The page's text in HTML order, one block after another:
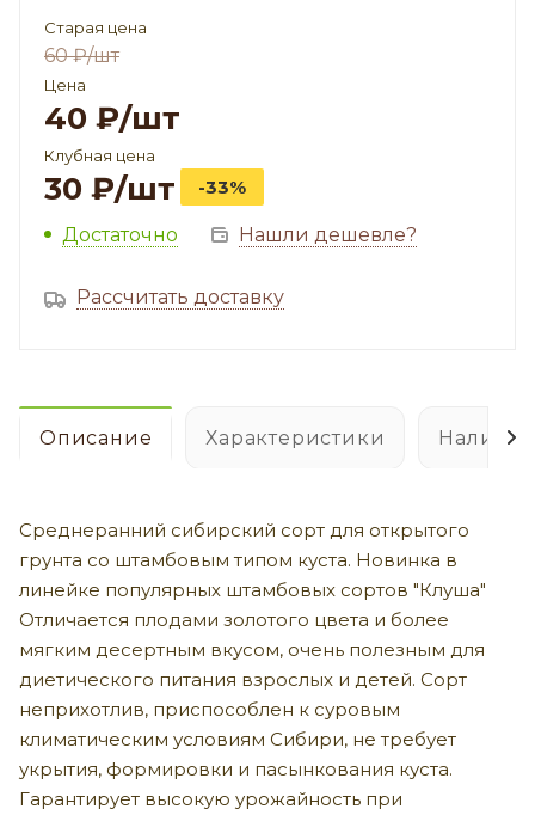
Старая цена
60₽/шт
Цена
40 ₽/шт
Клубная цена
30 ₽/шт -33%
Достаточно Нашли дешевле?
Рассчитать доставку
Описание Характеристики
Среднеранний сибирский сорт для открытого
грунта со штамбовым типом куста. Новинка в
линейке популярных штамбовых сортов "Клуша"
Отличается плодами золотого цвета и более
мягким десертным вкусом, очень полезным для
диетического питания взрослых и детей. Сорт
неприхотлив, приспособлен к суровым
климатическим условиям Сибири, не требует
укрытия, формировки и пасынкования куста.
Гарантирует высокую урожайность при